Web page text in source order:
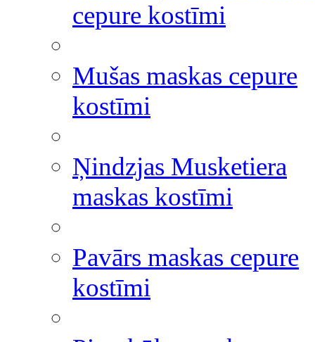
cepure kostīmi
Mušas maskas cepure
kostīmi
Ņindzjas Musketiera
maskas kostīmi
Pavārs maskas cepure
kostīmi